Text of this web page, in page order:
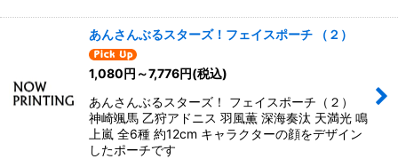
あんさんぶるスターズ！フェイスポーチ （２）
1,080円 ～7,776円(税込)
あんさんぶるスターズ！ フェイスポーチ（２）
神崎颯馬 乙狩アドニス 羽風薫 深海奏汰 天満光 鳴
上嵐 全6種 約12cm キャラクターの顔をデザイン
したポーチです